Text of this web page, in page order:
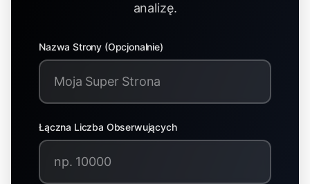
analizę.
Nazwa Strony (Opcjonalnie)
Łączna Liczba Obserwujących